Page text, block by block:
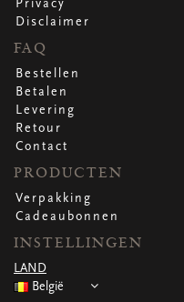
Privacy
Disclaimer
FAQ
Bestellen
Betalen
Levering
Retour
Contact
PRODUCTEN
Verpakking
Cadeaubonnen
INSTELLINGEN
LAND
België